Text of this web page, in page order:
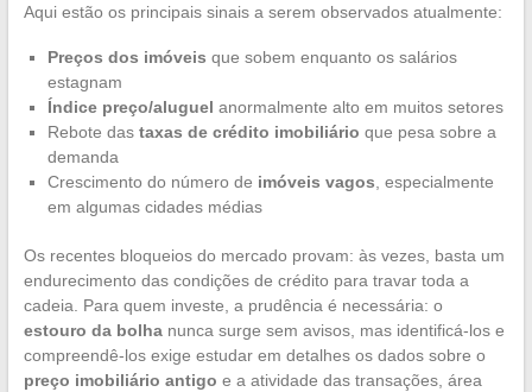
Aqui estão os principais sinais a serem observados atualmente:
Preços dos imóveis que sobem enquanto os salários
estagnam
Índice preço/aluguel anormalmente alto em muitos setores
Rebote das taxas de crédito imobiliário que pesa sobre a
demanda
Crescimento do número de imóveis vagos , especialmente
em algumas cidades médias
Os recentes bloqueios do mercado provam: às vezes, basta um
endurecimento das condições de crédito para travar toda a
cadeia. Para quem investe, a prudência é necessária: o
estouro da bolhanunca surge sem avisos, mas identificá-los e
compreendê-los exige estudar em detalhes os dados sobre o
preço imobiliário antigo e a atividade das transações, área